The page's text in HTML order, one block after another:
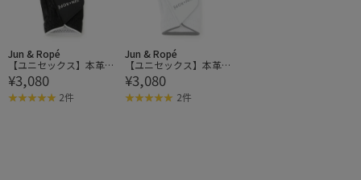
Jun & Ropé
【ユニセックス】本革グ
ローブ（片手）
¥3,080
2件
Jun & Ropé
【ユニセックス】本革グ
ローブ（片手）
¥3,080
2件